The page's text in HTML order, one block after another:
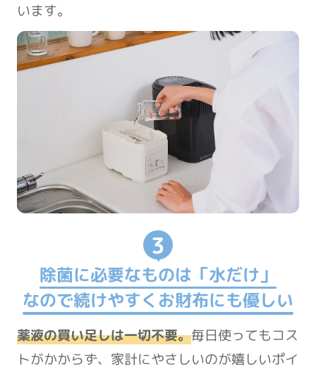
います。
3
除菌に必要なものは「水だけ」
なので続けやすくお財布にも優しい
薬液の買い足しは一切不要。毎日使ってもコス
トがかからず、家計にやさしいのが嬉しいポイ